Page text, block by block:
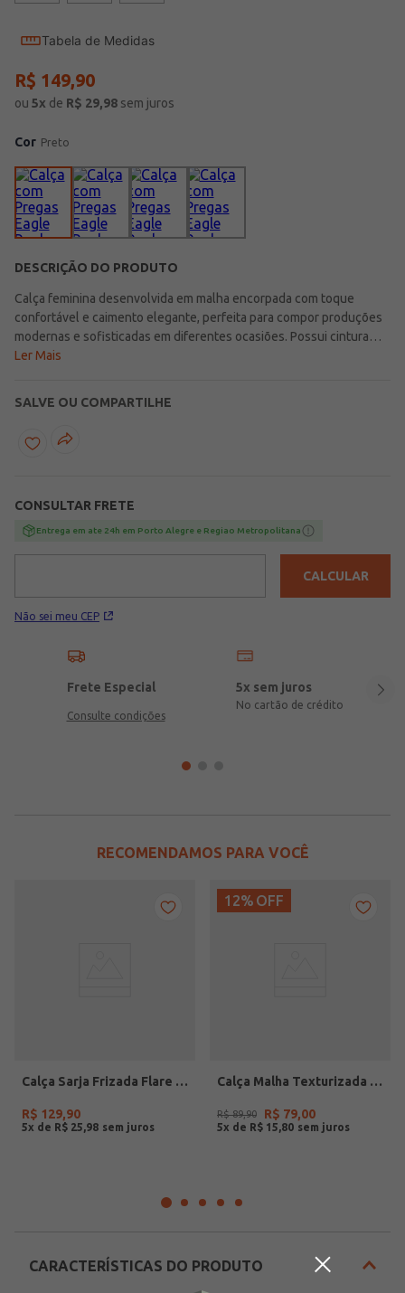
Tabela de Medidas
R$ 149,90
ou 5x de R$ 29,98 sem juros
Cor Preto
DESCRIÇÃO DO PRODUTO
Calça feminina desenvolvida em malha encorpada com toque
confortável e caimento elegante, perfeita para compor produções
modernas e sofisticadas em diferentes ocasiões. Possui cintura
alta e modelagem com caimento ajustado que valoriza a silhueta
pregas frontais que adicionam um toque refinado e
contemporâneo ao visual. Uma peça versátil e elegante, ideal para
criar looks cheios de personalidade e conforto no dia a dia ou em
Ler Mais
SALVE OU COMPARTILHE
CONSULTAR FRETE
Entrega em ate 24h em Porto Alegre e Regiao Metropolitana
Não sei meu CEP
CALCULAR
Frete Especial
Consulte condições
5x sem juros
No cartão de crédito
RECOMENDAMOS PARA VOCÊ
Calça Sarja Frizada Flare Com Cinto Feminina BORDO
R$ 129,90
5x de R$ 25 98
12% OFF
Calça Malha Texturizada Flare Feminina VINHO
R$ 89,90 R$ 79,00
5x de R$ 15 80
CARACTERÍSTICAS DO PRODUTO